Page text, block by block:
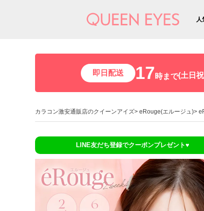
人
即日配送 17時まで(土日
カラコン激安通販店のクイーンアイズ eRouge(エルージュ)
LINE友だち登録でクーポンプレゼント♥